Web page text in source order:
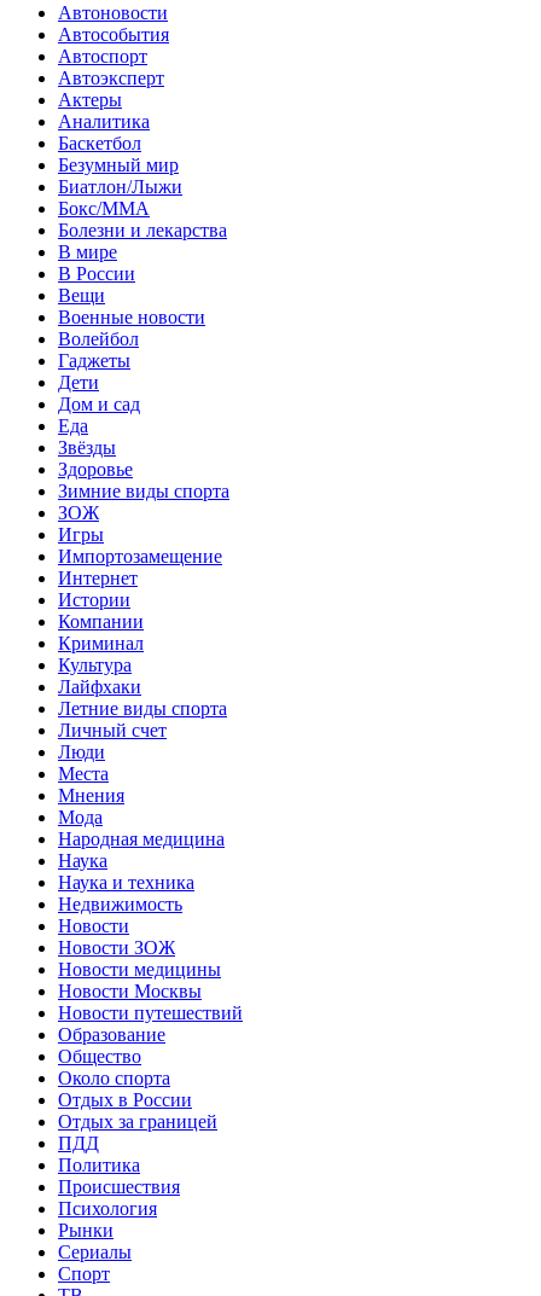
Автоновости
Автособытия
Автоспорт
Автоэксперт
Актеры
Аналитика
Баскетбол
Безумный мир
Биатлон/Лыжи
Бокс/MMA
Болезни и лекарства
В мире
В России
Вещи
Военные новости
Волейбол
Гаджеты
Дети
Дом и сад
Еда
Звёзды
Здоровье
Зимние виды спорта
ЗОЖ
Игры
Импортозамещение
Интернет
Истории
Компании
Криминал
Культура
Лайфхаки
Летние виды спорта
Личный счет
Люди
Места
Мнения
Мода
Народная медицина
Наука
Наука и техника
Недвижимость
Новости
Новости ЗОЖ
Новости медицины
Новости Москвы
Новости путешествий
Образование
Общество
Около спорта
Отдых в России
Отдых за границей
ПДД
Политика
Происшествия
Психология
Рынки
Сериалы
Спорт